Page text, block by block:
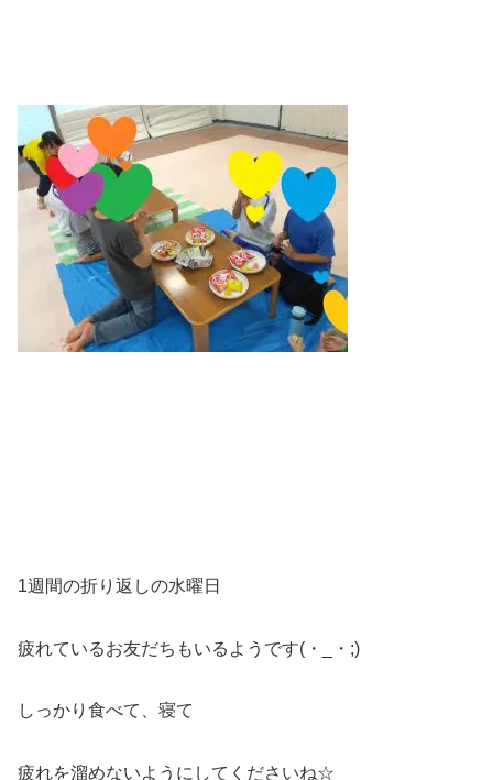
1週間の折り返しの水曜日
疲れているお友だちもいるようです(・_・;)
しっかり食べて、寝て
疲れを溜めないようにしてくださいね☆